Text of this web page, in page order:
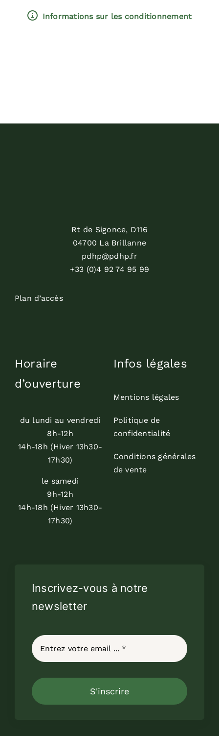
Informations sur les conditionnement
Rt de Sigonce, D116
04700 La Brillanne
pdhp@pdhp.fr
+33 (0)4 92 74 95 99
Plan d’accès
Horaire
d’ouverture
du lundi au vendredi
8h-12h
14h-18h (Hiver 13h30-
17h30)
le samedi
9h-12h
14h-18h (Hiver 13h30-
17h30)
Infos légales
Mentions légales
Politique de
confidentialité
Conditions générales
de vente
Inscrivez-vous à notre
newsletter
S'inscrire